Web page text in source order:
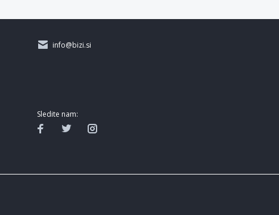
info@bizi.si
Sledite nam: